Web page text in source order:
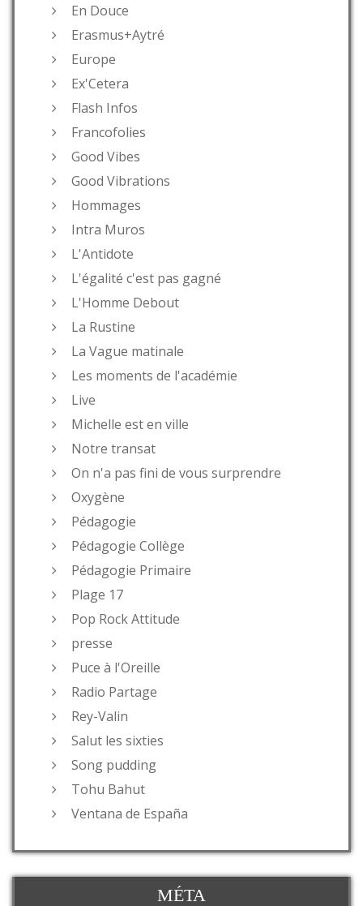
En Douce
Erasmus+Aytré
Europe
Ex'Cetera
Flash Infos
Francofolies
Good Vibes
Good Vibrations
Hommages
Intra Muros
L'Antidote
L'égalité c'est pas gagné
L'Homme Debout
La Rustine
La Vague matinale
Les moments de l'académie
Live
Michelle est en ville
Notre transat
On n'a pas fini de vous surprendre
Oxygène
Pédagogie
Pédagogie Collège
Pédagogie Primaire
Plage 17
Pop Rock Attitude
presse
Puce à l'Oreille
Radio Partage
Rey-Valin
Salut les sixties
Song pudding
Tohu Bahut
Ventana de España
MÉTA